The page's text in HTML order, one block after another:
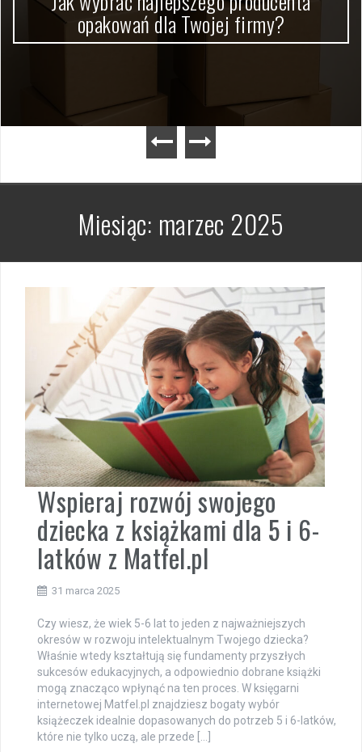
opakowań dla Twojej firmy?
Miesiąc: marzec 2025
Wspieraj rozwój swojego
dziecka z książkami dla 5 i 6-
latków z Matfel.pl
31 marca 2025
Czy wiesz, że wiek 5-6 lat to jeden z najważniejszych
okresów w rozwoju intelektualnym Twojego dziecka?
Właśnie wtedy kształtują się fundamenty przyszłych
sukcesów edukacyjnych, a odpowiednio dobrane książki
mogą znacząco wpłynąć na ten proces. W księgarni
internetowej Matfel.pl znajdziesz bogaty wybór
książeczek idealnie dopasowanych do potrzeb 5 i 6-latków,
które nie tylko uczą, ale przede […]